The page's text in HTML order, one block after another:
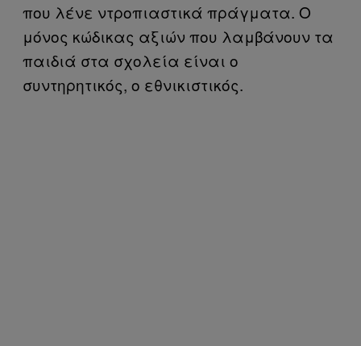
που λένε ντροπιαστικά πράγματα. Ο
μόνος κώδικας αξιών που λαμβάνουν τα
παιδιά στα σχολεία είναι ο
συντηρητικός, ο εθνικιστικός.